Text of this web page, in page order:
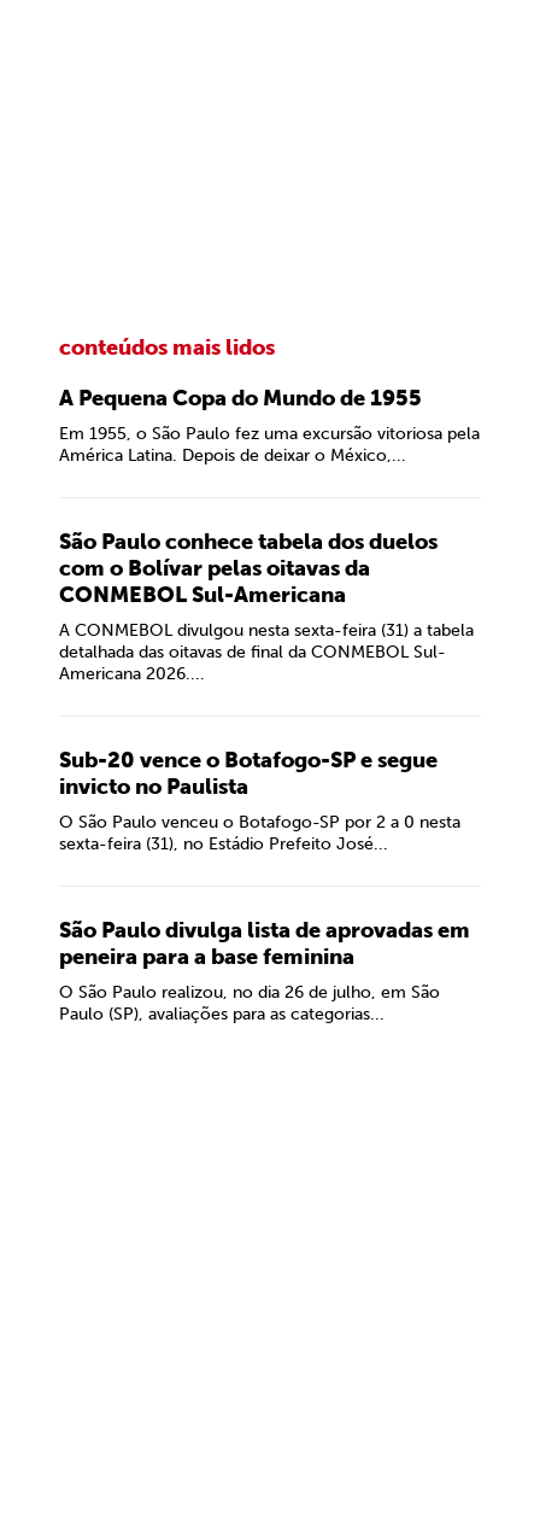
conteúdos mais lidos
A Pequena Copa do Mundo de 1955
Em 1955, o São Paulo fez uma excursão vitoriosa pela
América Latina. Depois de deixar o México,...
São Paulo conhece tabela dos duelos
com o Bolívar pelas oitavas da
CONMEBOL Sul-Americana
A CONMEBOL divulgou nesta sexta-feira (31) a tabela
detalhada das oitavas de final da CONMEBOL Sul-
Americana 2026....
Sub-20 vence o Botafogo-SP e segue
invicto no Paulista
O São Paulo venceu o Botafogo-SP por 2 a 0 nesta
sexta-feira (31), no Estádio Prefeito José...
São Paulo divulga lista de aprovadas em
peneira para a base feminina
O São Paulo realizou, no dia 26 de julho, em São
Paulo (SP), avaliações para as categorias...